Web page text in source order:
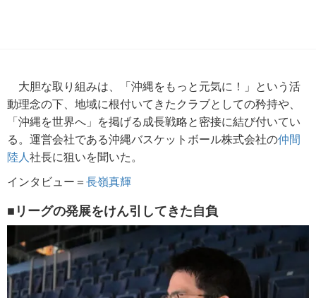
大胆な取り組みは、「沖縄をもっと元気に！」という活
動理念の下、地域に根付いてきたクラブとしての矜持や、
「沖縄を世界へ」を掲げる成長戦略と密接に結び付いてい
る。運営会社である沖縄バスケットボール株式会社の仲間
陸人 社長に狙いを聞いた。
インタビュー＝ 長嶺真輝
■リーグの発展をけん引してきた自負